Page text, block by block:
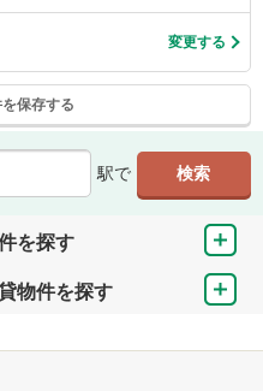
変更する
保存する
駅で
を探す
物件を探す